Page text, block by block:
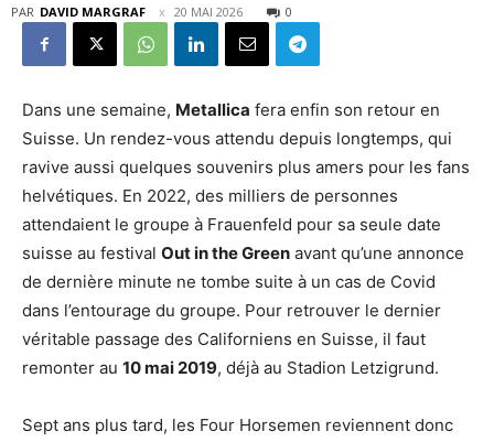
PAR DAVID MARGRAF 20 MAI 2026 0
Dans une semaine, Metallica fera enfin son retour en
Suisse. Un rendez-vous attendu depuis longtemps, qui
ravive aussi quelques souvenirs plus amers pour les fans
helvétiques. En 2022, des milliers de personnes
attendaient le groupe à Frauenfeld pour sa seule date
suisse au festival Out in the Green avant qu’une annonce
de dernière minute ne tombe suite à un cas de Covid
dans l’entourage du groupe. Pour retrouver le dernier
véritable passage des Californiens en Suisse, il faut
remonter au 10 mai 2019, déjà au Stadion Letzigrund.
Sept ans plus tard, les Four Horsemen reviennent donc